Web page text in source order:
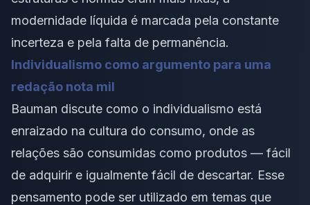
modernidade líquida é marcada pela constante
incerteza e pela falta de permanência.
Individualismo como argumento para uma
redação nota mil
Bauman discute como o individualismo está
enraizado na cultura do consumo, onde as
relações são consumidas como produtos — fácil
de adquirir e igualmente fácil de descartar. Esse
pensamento pode ser utilizado em temas que